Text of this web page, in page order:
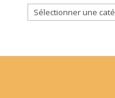
Catégories